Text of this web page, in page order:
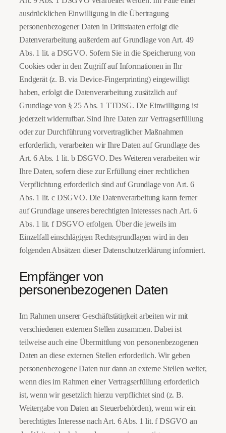
ausdrücklichen Einwilligung in die Übertragung
personenbezogener Daten in Drittstaaten erfolgt die
Datenverarbeitung außerdem auf Grundlage von Art. 49
Abs. 1 lit. a DSGVO. Sofern Sie in die Speicherung von
Cookies oder in den Zugriff auf Informationen in Ihr
Endgerät (z. B. via Device-Fingerprinting) eingewilligt
haben, erfolgt die Datenverarbeitung zusätzlich auf
Grundlage von § 25 Abs. 1 TTDSG. Die Einwilligung ist
jederzeit widerrufbar. Sind Ihre Daten zur Vertragserfüllung
oder zur Durchführung vorvertraglicher Maßnahmen
erforderlich, verarbeiten wir Ihre Daten auf Grundlage des
Art. 6 Abs. 1 lit. b DSGVO. Des Weiteren verarbeiten wir
Ihre Daten, sofern diese zur Erfüllung einer rechtlichen
Verpflichtung erforderlich sind auf Grundlage von Art. 6
Abs. 1 lit. c DSGVO. Die Datenverarbeitung kann ferner
auf Grundlage unseres berechtigten Interesses nach Art. 6
Abs. 1 lit. f DSGVO erfolgen. Über die jeweils im
Einzelfall einschlägigen Rechtsgrundlagen wird in den
folgenden Absätzen dieser Datenschutzerklärung informiert.
Empfänger von
personenbezogenen Daten
Im Rahmen unserer Geschäftstätigkeit arbeiten wir mit
verschiedenen externen Stellen zusammen. Dabei ist
teilweise auch eine Übermittlung von personenbezogenen
Daten an diese externen Stellen erforderlich. Wir geben
personenbezogene Daten nur dann an externe Stellen weiter,
wenn dies im Rahmen einer Vertragserfüllung erforderlich
ist, wenn wir gesetzlich hierzu verpflichtet sind (z. B.
Weitergabe von Daten an Steuerbehörden), wenn wir ein
berechtigtes Interesse nach Art. 6 Abs. 1 lit. f DSGVO an